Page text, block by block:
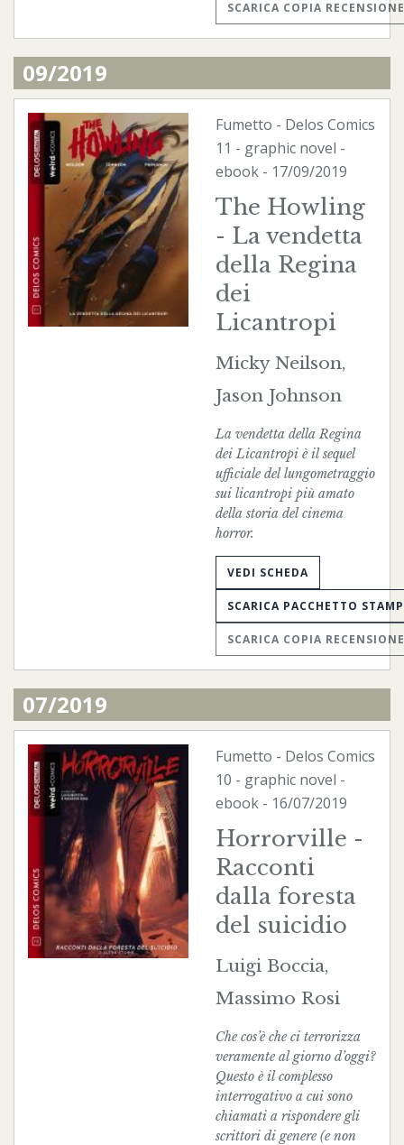
SCARICA COPIA RECENSIONE
09/2019
Fumetto - Delos Comics
11 - graphic novel -
ebook - 17/09/2019
The Howling
- La vendetta
della Regina
dei
Licantropi
Micky Neilson,
Jason Johnson
La vendetta della Regina
dei Licantropi è il sequel
ufficiale del lungometraggio
sui licantropi più amato
della storia del cinema
horror.
VEDI SCHEDA
SCARICA PACCHETTO
SCARICA COPIA RECENSIONE
07/2019
Fumetto - Delos Comics
10 - graphic novel -
ebook - 16/07/2019
Horrorville -
Racconti
dalla foresta
del suicidio
Luigi Boccia,
Massimo Rosi
Che cos’è che ci terrorizza
veramente al giorno d’oggi?
Questo è il complesso
interrogativo a cui sono
chiamati a rispondere gli
scrittori di genere (e non